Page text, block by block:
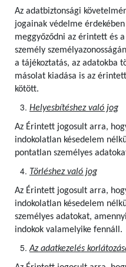
Az adatbiztonsági
jogainak védelme
meggyőződni az érintett és
személy
a tájékoztatás, az adatokba
másolat kiadása is az
kötött.
Helyesbítéshez való jog
Az Érintett jogosult arra,
indokolatlan késedelem
pontatlan személyes
Törléshez való jog
Az Érintett jogosult arra,
indokolatlan késedelem
személyes adatokat,
indokok valamelyike fennáll.
Az adatkezelés